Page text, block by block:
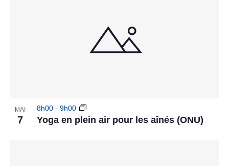
MAI
7
8h00 - 9h00
Yoga en plein air pour les aînés (ONU)